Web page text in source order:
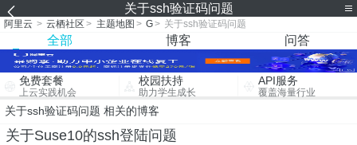
关于ssh验证码问题
阿里云 > 云栖社区 > 主题地图 > G> 关于ssh验证码问题
全部 博客 问答
免费套餐
上云实践机会
校园扶持
助力学生成长
API服务
覆盖海量行业
关于ssh验证码问题 相关的博客
关于Suse10的ssh登陆问题